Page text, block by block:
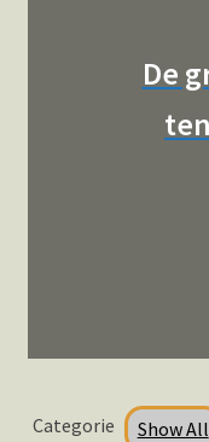
De
Categorie Show All